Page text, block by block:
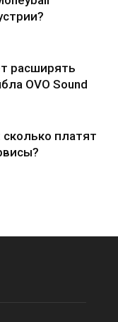
расширять
OVO Sound
платят